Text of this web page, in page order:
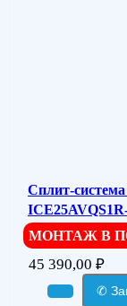
Сплит-
МОНТАЖ В
45 390,00 ₽
✆